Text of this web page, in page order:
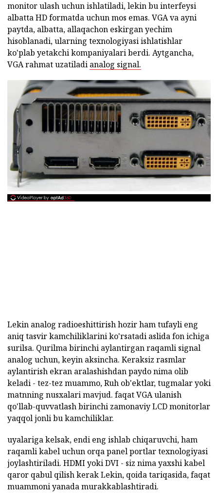
monitor ulash uchun ishlatiladi, lekin bu interfeysi
albatta HD formatda uchun mos emas. VGA va ayni
paytda, albatta, allaqachon eskirgan yechim
hisoblanadi, ularning texnologiyasi ishlatishlar
ko'plab yetakchi kompaniyalari berdi. Aytgancha,
VGA rahmat uzatiladi analog signal.
Lekin analog radioeshittirish hozir ham tufayli eng
aniq tasvir kamchiliklarini ko'rsatadi aslida fon ichiga
surilsa. Qurilma birinchi aylantirgan raqamli signal
analog uchun, keyin aksincha. Keraksiz rasmlar
aylantirish ekran aralashishdan paydo nima olib
keladi - tez-tez muammo, Ruh ob'ektlar, tugmalar yoki
matnning nusxalari mavjud. faqat VGA ulanish
qo'llab-quvvatlash birinchi zamonaviy LCD monitorlar
yaqqol jonli bu kamchiliklar.
uyalariga kelsak, endi eng ishlab chiqaruvchi, ham
raqamli kabel uchun orqa panel portlar texnologiyasi
joylashtiriladi. HDMI yoki DVI - siz nima yaxshi kabel
qaror qabul qilish kerak Lekin, qoida tariqasida, faqat
muammoni yanada murakkablashtiradi.